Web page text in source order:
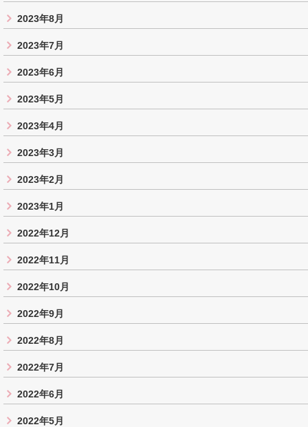
2023年8月
2023年7月
2023年6月
2023年5月
2023年4月
2023年3月
2023年2月
2023年1月
2022年12月
2022年11月
2022年10月
2022年9月
2022年8月
2022年7月
2022年6月
2022年5月